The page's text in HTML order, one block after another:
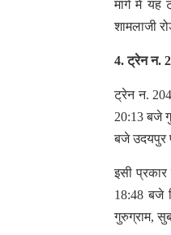
मार्ग में यह
शामलाजी
4. ट्रेन न.
ट्रेन न.
20:13 बजे
बजे उदयपुर
इसी
18:48 बजे
गुरुग्राम,